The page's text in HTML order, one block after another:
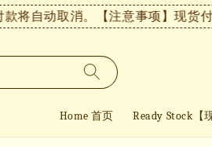
动取消。【注意事项】现货付款后
Home 首页 Ready Stock【